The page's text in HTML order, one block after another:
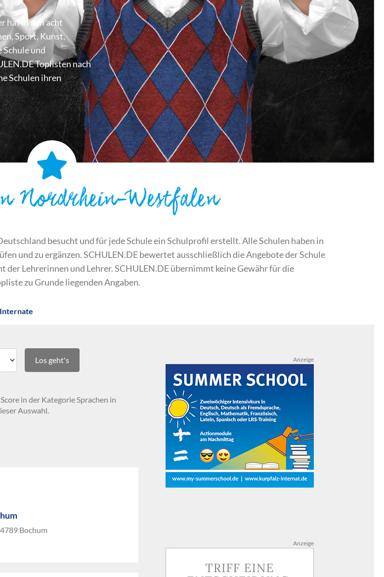
hat in den acht
Sport, Kunst,
und
Toplisten nach
Schulen ihren
Nordrhein-Westfalen
besucht und für jede Schule ein Schulprofil erstellt. Alle Schulen haben in
und zu ergänzen. SCHULEN.DE bewertet ausschließlich die Angebote der Schule
Lehrerinnen und Lehrer. SCHULEN.DE übernimmt keine Gewähr für die
zu Grunde liegenden Angaben.
Internate
Los geht's
in der Kategorie Sprachen in
Auswahl.
Bochum
Anzeige
Anzeige